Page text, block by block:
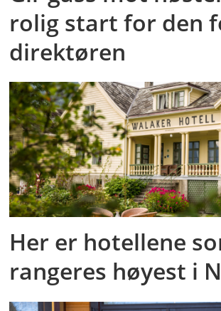
rolig start for den
direktøren
Her er hotellene
rangeres høyest i